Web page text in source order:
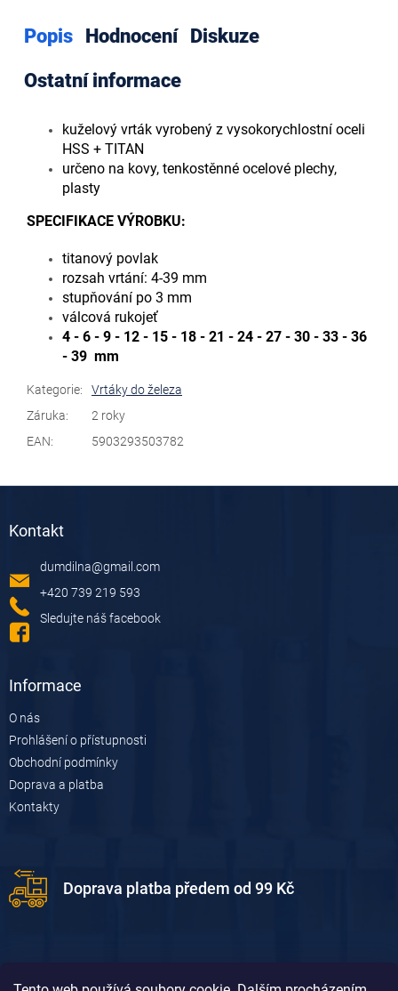
Popis Hodnocení
Diskuze
Ostatní informace
kuželový vrták vyrobený z vysokorychlostní oceli
HSS + TITAN
určeno na kovy, tenkostěnné ocelové plechy,
plasty
SPECIFIKACE VÝROBKU:
titanový povlak
rozsah vrtání: 4-39 mm
stupňování po 3 mm
válcová rukojeť
4 - 6 - 9 - 12 - 15 - 18 - 21 - 24 - 27 - 30 - 33 - 36
- 39 mm
Kategorie:
Vrtáky do železa
Záruka:
2 roky
EAN: 5903293503782
Kontakt
dumdilna@gmail.com
+420 739 219 593
Sledujte náš facebook
Informace
O nás
Prohlášení o přístupnosti
Obchodní podmínky
Doprava a platba
Kontakty
Doprava platba předem od 99 Kč